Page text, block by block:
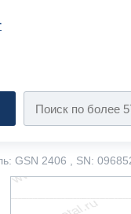
GSN 2406 , SN: